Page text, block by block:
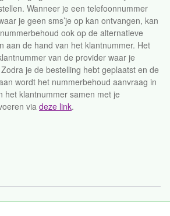
Wanneer je een telefoonnummer
je geen sms’je op kan ontvangen, kan
ook op de alternatieve
aan de hand van het klantnummer. Het
van de provider waar je
je de bestelling hebt geplaatst en de
wordt het nummerbehoud aanvraag in
het klantnummer samen met je
via deze link.